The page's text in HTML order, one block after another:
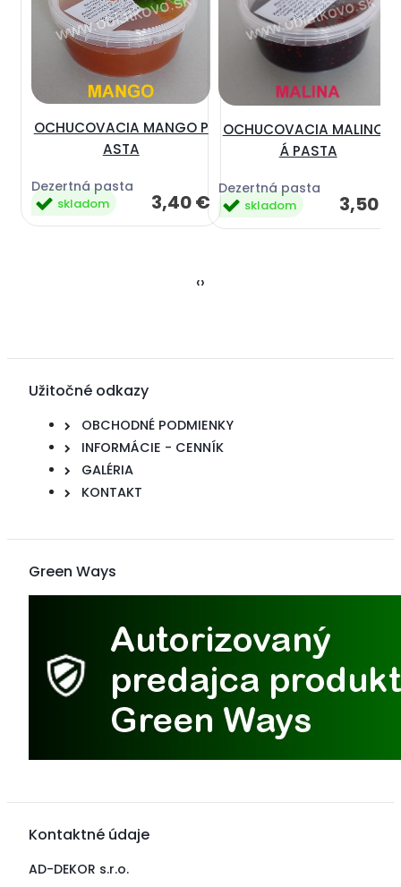
OCHUCOVACIA MANGO P
ASTA
Dezertná pasta
3,40 €
skladom
OCHUCOVACIA MALINOV
Á PASTA
Dezertná pasta
3,50 €
skladom
‹›
Užitočné odkazy
OBCHODNÉ PODMIENKY
INFORMÁCIE - CENNÍK
GALÉRIA
KONTAKT
Green Ways
Kontaktné údaje
AD-DEKOR s.r.o.